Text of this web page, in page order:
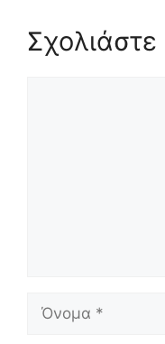
Σχολιάστε
Όνομα